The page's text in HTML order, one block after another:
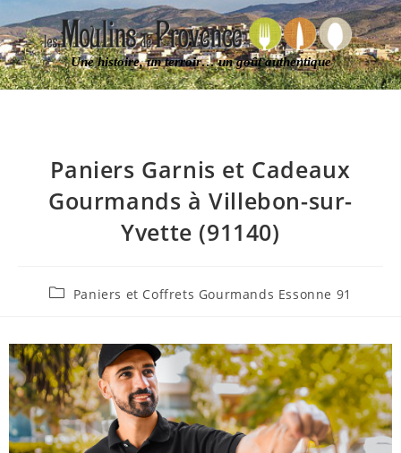
Une histoire, un terroir… un goût authentique
Paniers Garnis et Cadeaux
Gourmands à Villebon-sur-
Yvette (91140)
Paniers et Coffrets Gourmands Essonne 91